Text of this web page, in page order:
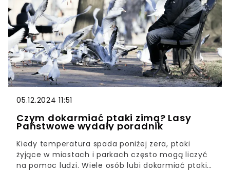
05.12.2024 11:51
Czym dokarmiać ptaki zimą? Lasy
Państwowe wydały poradnik
Kiedy temperatura spada poniżej zera, ptaki
żyjące w miastach i parkach często mogą liczyć
na pomoc ludzi. Wiele osób lubi dokarmiać ptaki,